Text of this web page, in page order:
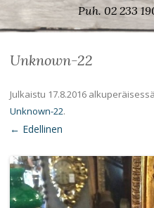
Puh. 02 233
Unknown-22
Julkaistu 17.8.2016
Unknown-22.
← Edellinen